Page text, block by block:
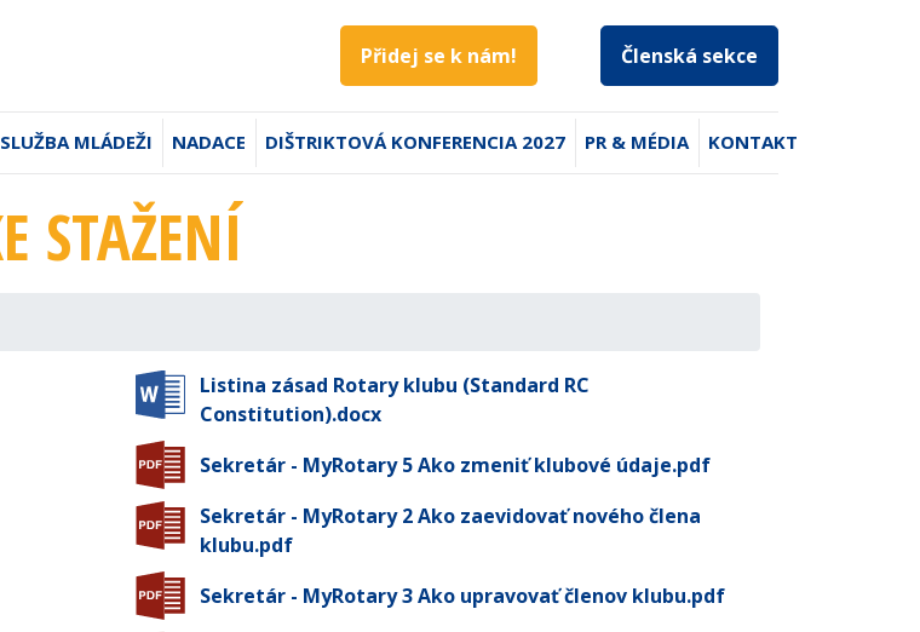
Přidej se k nám! Členská sekce
SLUŽBA MLÁDEŽI NADACE DIŠTRIKTOVÁ KONFERENCIA 2027 PR & MÉDIA KONTAKT
STAŽENÍ
Listina zásad Rotary klubu (Standard RC
Constitution).docx
Sekretár - MyRotary 5 Ako zmeniť klubové údaje.pdf
Sekretár - MyRotary 2 Ako zaevidovať nového člena
klubu.pdf
Sekretár - MyRotary 3 Ako upravovať členov klubu.pdf